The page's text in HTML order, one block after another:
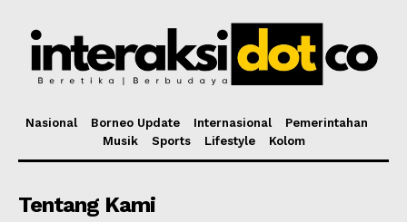
Nasional Borneo Update Internasional
Pemerintahan
Musik
Sports Lifestyle Kolom
Tentang Kami